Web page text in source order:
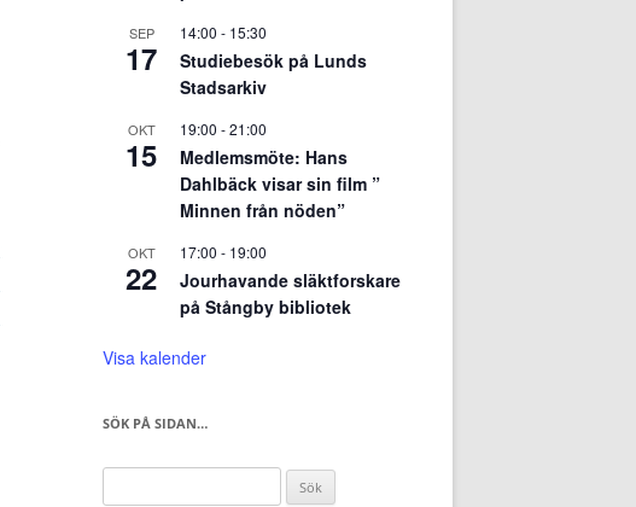
SEP
17
14:00 - 15:30
Studiebesök på Lunds
Stadsarkiv
OKT
15
19:00 -21:00
Medlemsmöte: Hans
Dahlbäck visar sin film ”
Minnen från nöden”
OKT
22
17:00 - 19:00
Jourhavande släktforskare
på Stångby bibliotek
Visa kalender
SÖK PÅ SIDAN…